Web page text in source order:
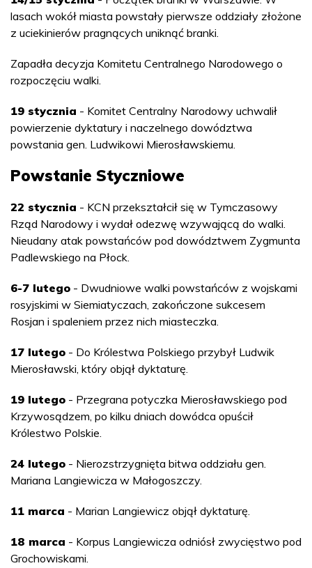
lasach wokół miasta powstały pierwsze oddziały złożone
z uciekinierów pragnących uniknąć branki.
Zapadła decyzja Komitetu Centralnego Narodowego o
rozpoczęciu walki.
19 stycznia - Komitet Centralny Narodowy uchwalił
powierzenie dyktatury i naczelnego dowództwa
powstania gen. Ludwikowi Mierosławskiemu.
Powstanie Styczniowe
22 stycznia - KCN przekształcił się w Tymczasowy
Rząd Narodowy i wydał odezwę wzywającą do walki.
Nieudany atak powstańców pod dowództwem Zygmunta
Padlewskiego na Płock.
6-7 lutego - Dwudniowe walki powstańców z wojskami
rosyjskimi w Siemiatyczach, zakończone sukcesem
Rosjan i spaleniem przez nich miasteczka.
17 lutego - Do Królestwa Polskiego przybył Ludwik
Mierosławski, który objął dyktaturę.
19 lutego - Przegrana potyczka Mierosławskiego pod
Krzywosądzem, po kilku dniach dowódca opuścił
Królestwo Polskie.
24 lutego - Nierozstrzygnięta bitwa oddziału gen.
Mariana Langiewicza w Małogoszczy.
11 marca - Marian Langiewicz objął dyktaturę.
18 marca - Korpus Langiewicza odniósł zwycięstwo pod
Grochowiskami.